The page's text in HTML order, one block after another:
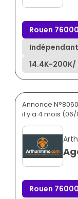
Rouen 76000
Indépendant
14.4K-200K/
Annonce
il y a 4 mois
Rouen 76000